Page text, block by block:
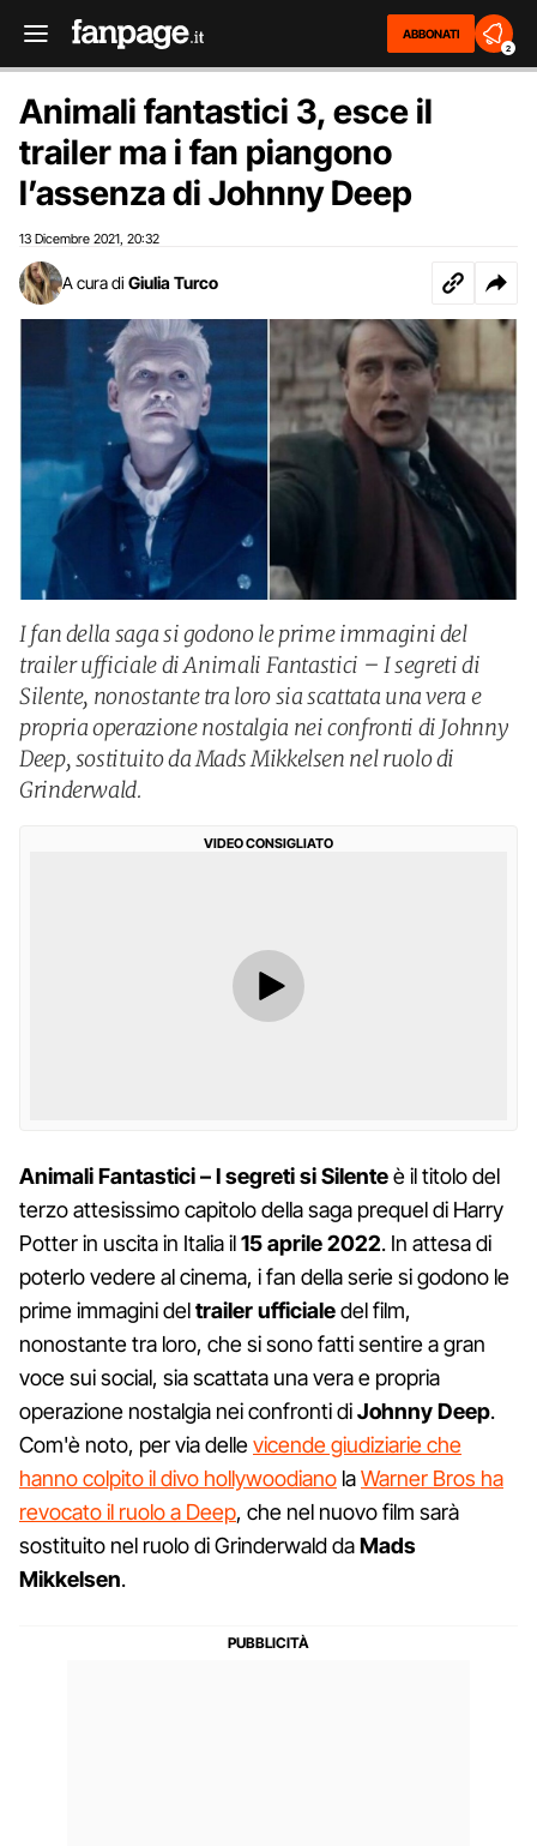
ABBONATI
2
Animali fantastici 3, esce il
trailer ma i fan piangono
l’assenza di Johnny Deep
13 Dicembre 2021 20:32
A cura di Giulia Turco
I fan della saga si godono le prime immagini del
trailer ufficiale di Animali Fantastici – I segreti di
Silente, nonostante tra loro sia scattata una vera e
propria operazione nostalgia nei confronti di Johnny
Deep, sostituito da Mads Mikkelsen nel ruolo di
Grinderwald.
VIDEO CONSIGLIATO
Animali Fantastici – I segreti si Silenteè il titolo del
terzo attesissimo capitolo della saga prequel di Harry
Potter in uscita in Italia il15 aprile 2022. In attesa di
poterlo vedere al cinema, i fan della serie si godono le
prime immagini deltrailer ufficialedel film,
nonostante tra loro, che si sono fatti sentire a gran
voce sui social, sia scattata una vera e propria
operazione nostalgia nei confronti diJohnny Deep.
Com'è noto, per via dellevicende giudiziarie che
hanno colpito il divo hollywoodiano laWarner Bros ha
revocato il ruolo a Deep, che nel nuovo film sarà
sostituito nel ruolo di Grinderwald daMads
Mikkelsen.